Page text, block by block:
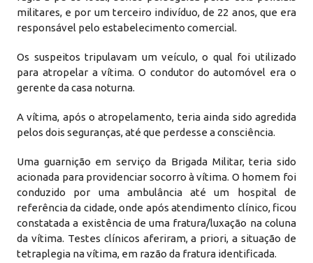
militares, e por um terceiro indivíduo, de 22 anos, que era
responsável pelo estabelecimento comercial.
Os suspeitos tripulavam um veículo, o qual foi utilizado
para atropelar a vítima. O condutor do automóvel era o
gerente da casa noturna.
A vítima, após o atropelamento, teria ainda sido agredida
pelos dois seguranças, até que perdesse a consciência.
Uma guarnição em serviço da Brigada Militar, teria sido
acionada para providenciar socorro à vítima. O homem foi
conduzido por uma ambulância até um hospital de
referência da cidade, onde após atendimento clínico, ficou
constatada a existência de uma fratura/luxação na coluna
da vítima. Testes clínicos aferiram, a priori, a situação de
tetraplegia na vítima, em razão da fratura identificada.